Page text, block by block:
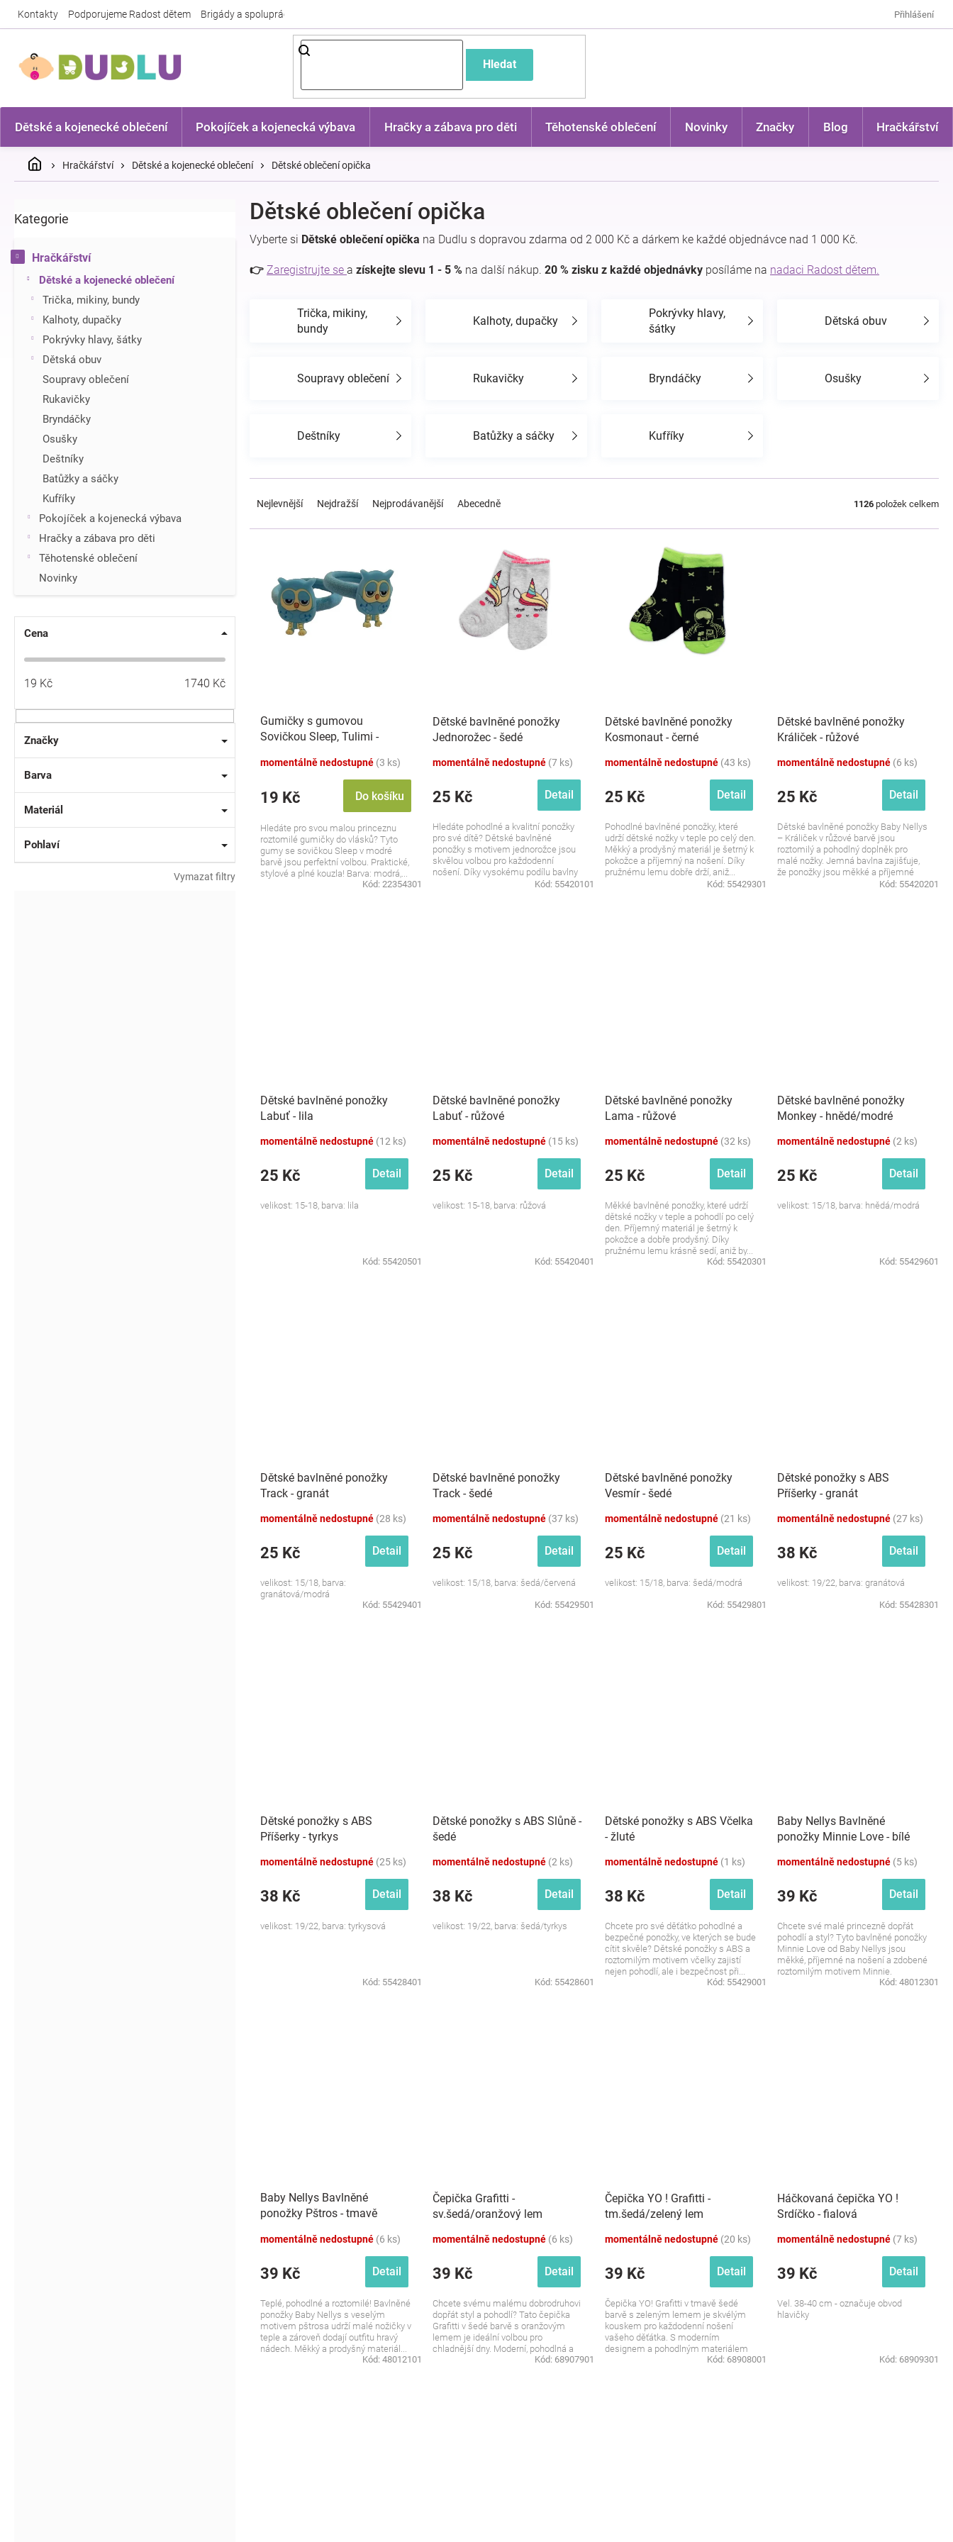
Kontakty Podporujeme Radost dětem Brigády a spolupráce Přihlášení
Hledat
Dětské a kojenecké oblečení Pokojíček a kojenecká výbava Hračky a zábava pro děti Těhotenské oblečení Novinky Značky Blog Hračkářství
DomůHračkářství Dětské a kojenecké oblečení Dětské oblečení opička
o
t
r
Přeskočit
Kategorie
Hračkářství
Dětské a kojenecké oblečení
Trička, mikiny, bundy
Kalhoty, dupačky
Pokrývky hlavy, šátky
Dětská obuv
Soupravy oblečení
Rukavičky
Bryndáčky
Osušky
Deštníky
Batůžky a sáčky
Kufříky
Pokojíček a kojenecká výbava
Hračky a zábava pro děti
Těhotenské oblečení
Novinky
Cena
19 Kč 1740 Kč
Značky
Barva
Materiál
Pohlaví
Vymazat filtry
Dětské oblečení opička
Vyberte si Dětské oblečení opička na Dudlu s dopravou zdarma od 2 000 Kč a dárkem ke každé objednávce nad 1 000 Kč.
👉 Zaregistrujte se a získejte slevu 1 - 5 % na další nákup. 20 % zisku z každé objednávky posíláme na nadaci Radost dětem.
Trička, mikiny,
bundy
Kalhoty, dupačky
Pokrývky hlavy,
šátky
Dětská obuv
Soupravy oblečení Rukavičky Bryndáčky Osušky
Deštníky Batůžky a sáčky Kufříky
e
Nejlevnější Nejdražší Nejprodávanější Abecedně 1126 položek celkem
Gumičky s gumovou
Sovičkou Sleep, Tulimi -
momentálně nedostupné (3 ks)
19 Kč Do košíku
Hledáte pro svou malou princeznu
roztomilé gumičky do vlásků? Tyto
gumy se sovičkou Sleep v modré
barvě jsou perfektní volbou. Praktické,
stylové a plné kouzla! Barva: modrá,...
Kód: 22354301
Dětské bavlněné ponožky
Jednorožec - šedé
momentálně nedostupné (7 ks)
25 Kč Detail
Hledáte pohodlné a kvalitní ponožky
pro své dítě? Dětské bavlněné
ponožky s motivem jednorožce jsou
skvělou volbou pro každodenní
nošení. Díky vysokému podílu bavlny
Kód: 55420101
Dětské bavlněné ponožky
Kosmonaut - černé
momentálně nedostupné (43 ks)
25 Kč Detail
Pohodlné bavlněné ponožky, které
udrží dětské nožky v teple po celý den.
Měkký a prodyšný materiál je šetrný k
pokožce a příjemný na nošení. Díky
pružnému lemu dobře drží, aniž...
Kód: 55429301
Dětské bavlněné ponožky
Králiček - růžové
momentálně nedostupné (6 ks)
25 Kč Detail
Dětské bavlněné ponožky Baby Nellys
– Králiček v růžové barvě jsou
roztomilý a pohodlný doplněk pro
malé nožky. Jemná bavlna zajišťuje,
že ponožky jsou měkké a příjemné
Kód: 55420201
Dětské bavlněné ponožky
Labuť - lila
momentálně nedostupné (12 ks)
25 Kč Detail
velikost: 15-18, barva: lila
Kód: 55420501
Dětské bavlněné ponožky
Labuť - růžové
momentálně nedostupné (15 ks)
25 Kč Detail
velikost: 15-18, barva: růžová
Kód: 55420401
Dětské bavlněné ponožky
Lama - růžové
momentálně nedostupné (32 ks)
25 Kč Detail
Měkké bavlněné ponožky, které udrží
dětské nožky v teple a pohodlí po celý
den. Příjemný materiál je šetrný k
pokožce a dobře prodyšný. Díky
pružnému lemu krásně sedí, aniž by...
Kód: 55420301
Dětské bavlněné ponožky
Monkey - hnědé/modré
momentálně nedostupné (2 ks)
25 Kč Detail
velikost: 15/18, barva: hnědá/modrá
Kód: 55429601
Dětské bavlněné ponožky
Track - granát
momentálně nedostupné (28 ks)
25 Kč Detail
velikost: 15/18, barva:
granátová/modrá
Kód: 55429401
Dětské bavlněné ponožky
Track - šedé
momentálně nedostupné (37 ks)
25 Kč Detail
velikost: 15/18, barva: šedá/červená
Kód: 55429501
Dětské bavlněné ponožky
Vesmír - šedé
momentálně nedostupné (21 ks)
25 Kč Detail
velikost: 15/18, barva: šedá/modrá
Kód: 55429801
Dětské ponožky s ABS
Příšerky - granát
momentálně nedostupné (27 ks)
38 Kč Detail
velikost: 19/22, barva: granátová
Kód: 55428301
Dětské ponožky s ABS
Příšerky - tyrkys
momentálně nedostupné (25 ks)
38 Kč Detail
velikost: 19/22, barva: tyrkysová
Kód: 55428401
Dětské ponožky s ABS Slůně -
šedé
momentálně nedostupné (2 ks)
38 Kč Detail
velikost: 19/22, barva: šedá/tyrkys
Kód: 55428601
Dětské ponožky s ABS Včelka
- žluté
momentálně nedostupné (1 ks)
38 Kč Detail
Chcete pro své děťátko pohodlné a
bezpečné ponožky, ve kterých se bude
cítit skvěle? Dětské ponožky s ABS a
roztomilým motivem včelky zajistí
nejen pohodlí, ale i bezpečnost při...
Kód: 55429001
Baby Nellys Bavlněné
ponožky Minnie Love - bílé
momentálně nedostupné (5 ks)
39 Kč Detail
Chcete své malé princezně dopřát
pohodlí a styl? Tyto bavlněné ponožky
Minnie Love od Baby Nellys jsou
měkké, příjemné na nošení a zdobené
roztomilým motivem Minnie.
Kód: 48012301
Baby Nellys Bavlněné
ponožky Pštros - tmavě
momentálně nedostupné (6 ks)
39 Kč Detail
Teplé, pohodlné a roztomilé! Bavlněné
ponožky Baby Nellys s veselým
motivem pštrosa udrží malé nožičky v
teple a zároveň dodají outfitu hravý
nádech. Měkký a prodyšný materiál...
Kód: 48012101
Čepička Grafitti -
sv.šedá/oranžový lem
momentálně nedostupné (6 ks)
39 Kč Detail
Chcete svému malému dobrodruhovi
dopřát styl a pohodlí? Tato čepička
Grafitti v šedé barvě s oranžovým
lemem je ideální volbou pro
chladnější dny. Moderní, pohodlná a
Kód: 68907901
Čepička YO ! Grafitti -
tm.šedá/zelený lem
momentálně nedostupné (20 ks)
39 Kč Detail
Čepička YO! Grafitti v tmavě šedé
barvě s zeleným lemem je skvélým
kouskem pro každodenní nošení
vašeho děťátka. S moderním
designem a pohodlným materiálem
Kód: 68908001
Háčkovaná čepička YO !
Srdíčko - fialová
momentálně nedostupné (7 ks)
39 Kč Detail
Vel. 38-40 cm - označuje obvod
hlavičky
Kód: 68909301